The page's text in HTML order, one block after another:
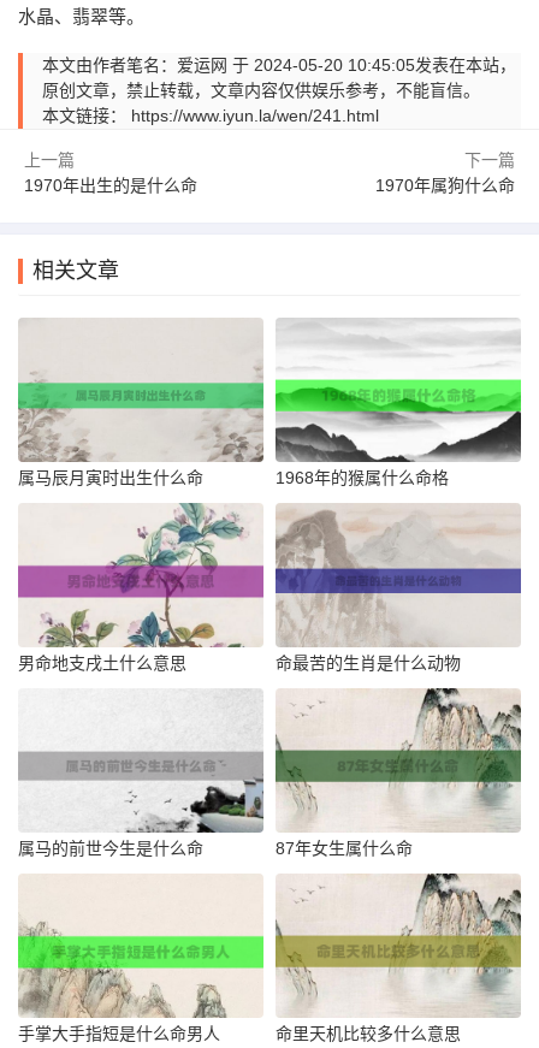
水晶、翡翠等。
本文由作者笔名：爱运网 于 2024-05-20 10:45:05发表在本站，
原创文章，禁止转载，文章内容仅供娱乐参考，不能盲信。
本文链接： https://www.iyun.la/wen/241.html
上一篇
1970年出生的是什么命
下一篇
1970年属狗什么命
相关文章
属马辰月寅时出生什么命 1968年的猴属什么命格
男命地支戌土什么意思 命最苦的生肖是什么动物
属马的前世今生是什么命 87年女生属什么命
手掌大手指短是什么命男人 命里天机比较多什么意思